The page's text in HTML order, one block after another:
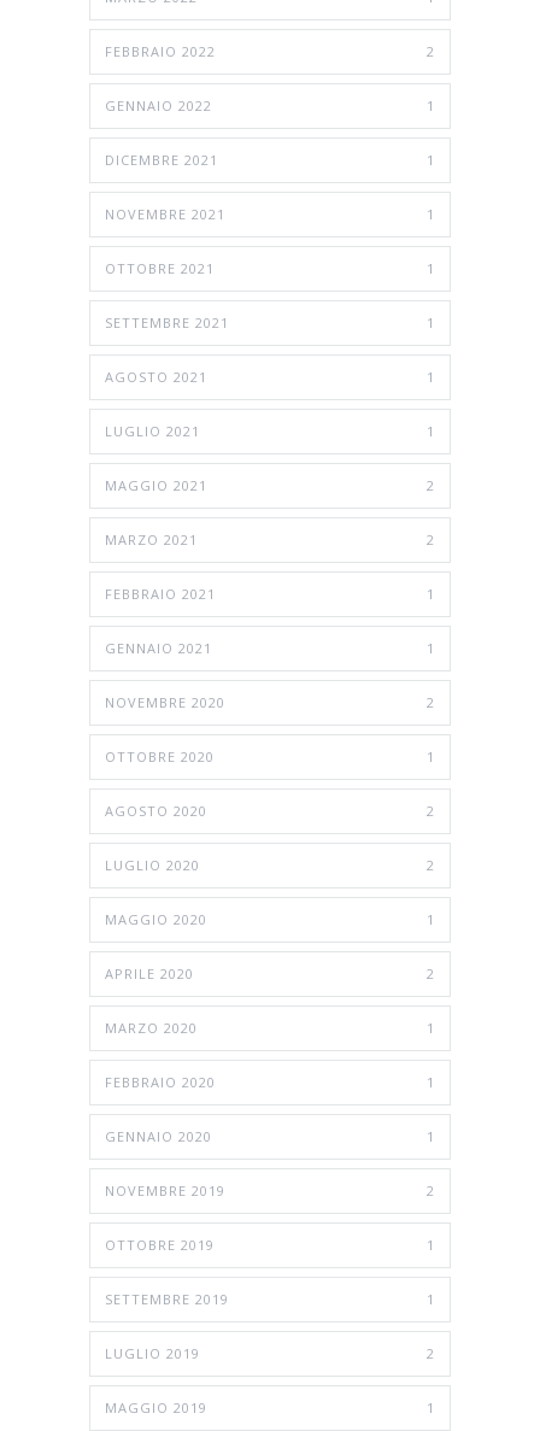
FEBBRAIO 2022 2
GENNAIO 2022 1
DICEMBRE 2021 1
NOVEMBRE 2021 1
OTTOBRE 2021 1
SETTEMBRE 2021 1
AGOSTO 2021 1
LUGLIO 2021 1
MAGGIO 2021 2
MARZO 2021 2
FEBBRAIO 2021 1
GENNAIO 2021 1
NOVEMBRE 2020 2
OTTOBRE 2020 1
AGOSTO 2020 2
LUGLIO 2020 2
MAGGIO 2020 1
APRILE 2020 2
MARZO 2020 1
FEBBRAIO 2020 1
GENNAIO 2020 1
NOVEMBRE 2019 2
OTTOBRE 2019 1
SETTEMBRE 2019 1
LUGLIO 2019 2
MAGGIO 2019 1